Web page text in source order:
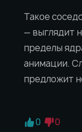
Такое
— выглядит
пределы
анимации.
предложит
0 0